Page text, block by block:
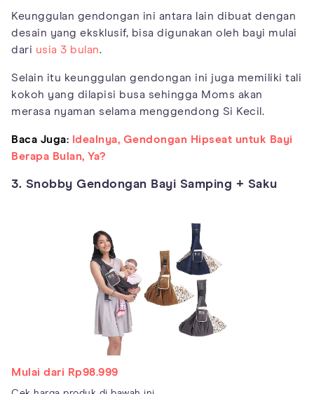
Keunggulan gendongan ini antara lain dibuat dengan
desain yang eksklusif, bisa digunakan oleh bayi mulai
dari usia 3 bulan.
Selain itu keunggulan gendongan ini juga memiliki tali
kokoh yang dilapisi busa sehingga Moms akan
merasa nyaman selama menggendong Si Kecil.
Baca Juga: Idealnya, Gendongan Hipseat untuk Bayi
Berapa Bulan, Ya?
3. Snobby Gendongan Bayi Samping + Saku
Mulai dari Rp98.999